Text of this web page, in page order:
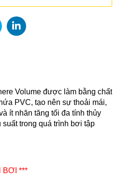
Volume được làm bằng chất
PVC, tạo nên sự thoải mái,
ít nhăn tăng tối đa tính thủy
trong quá trình bơi tập
BƠI ***